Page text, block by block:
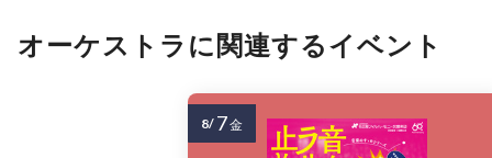
オーケストラに関連するイベント
8/ 7金